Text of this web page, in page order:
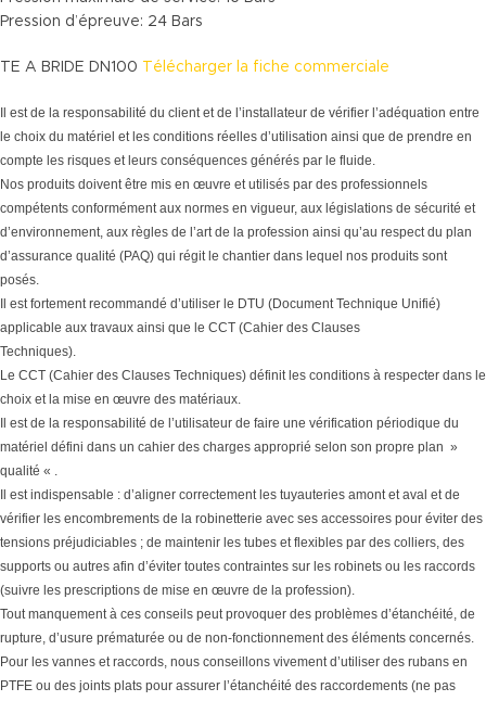
Pression d’épreuve: 24 Bars
TE A BRIDE DN100 Télécharger la fiche commerciale
Il est de la responsabilité du client et de l’installateur de vérifier l’adéquation entre
le choix du matériel et les conditions réelles d’utilisation ainsi que de prendre en
compte les risques et leurs conséquences générés par le fluide.
Nos produits doivent être mis en œuvre et utilisés par des professionnels
compétents conformément aux normes en vigueur, aux législations de sécurité et
d’environnement, aux règles de l’art de la profession ainsi qu’au respect du plan
d’assurance qualité (PAQ) qui régit le chantier dans lequel nos produits sont
posés.
Il est fortement recommandé d’utiliser le DTU (Document Technique Unifié)
applicable aux travaux ainsi que le CCT (Cahier des Clauses
Techniques).
Le CCT (Cahier des Clauses Techniques) définit les conditions à respecter dans le
choix et la mise en œuvre des matériaux.
Il est de la responsabilité de l’utilisateur de faire une vérification périodique du
matériel défini dans un cahier des charges approprié selon son propre plan »
qualité « .
Il est indispensable : d’aligner correctement les tuyauteries amont et aval et de
vérifier les encombrements de la robinetterie avec ses accessoires pour éviter des
tensions préjudiciables ; de maintenir les tubes et flexibles par des colliers, des
supports ou autres afin d’éviter toutes contraintes sur les robinets ou les raccords
(suivre les prescriptions de mise en œuvre de la profession).
Tout manquement à ces conseils peut provoquer des problèmes d’étanchéité, de
rupture, d’usure prématurée ou de non-fonctionnement des éléments concernés.
Pour les vannes et raccords, nous conseillons vivement d’utiliser des rubans en
PTFE ou des joints plats pour assurer l’étanchéité des raccordements (ne pas